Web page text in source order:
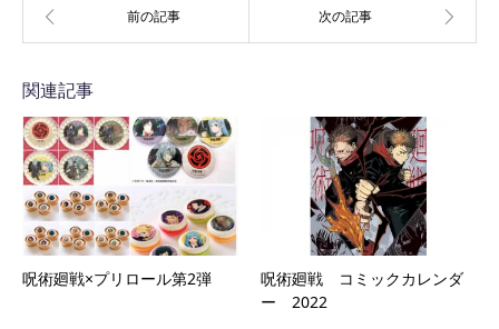
関連記事
呪術廻戦×プリロール第2弾
呪術廻戦 コミックカレンダ
ー 2022